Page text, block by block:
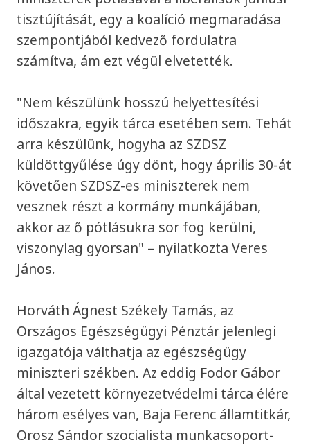
tisztújítását, egy a koalíció megmaradása
szempontjából kedvező fordulatra
számítva, ám ezt végül elvetették.
"Nem készülünk hosszú helyettesítési
időszakra, egyik tárca esetében sem. Tehát
arra készülünk, hogyha az SZDSZ
küldöttgyűlése úgy dönt, hogy április 30-át
követően SZDSZ-es miniszterek nem
vesznek részt a kormány munkájában,
akkor az ő pótlásukra sor fog kerülni,
viszonylag gyorsan" – nyilatkozta Veres
János.
Horváth Ágnest Székely Tamás, az
Országos Egészségügyi Pénztár jelenlegi
igazgatója válthatja az egészségügy
miniszteri székben. Az eddig Fodor Gábor
által vezetett környezetvédelmi tárca élére
három esélyes van, Baja Ferenc államtitkár,
Orosz Sándor szocialista munkacsoport-